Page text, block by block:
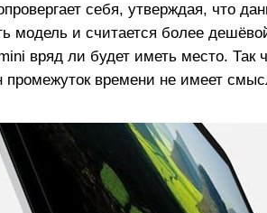
себя, утверждая, что
модель и считается более
вряд ли будет иметь место. Так
промежуток времени не имеет